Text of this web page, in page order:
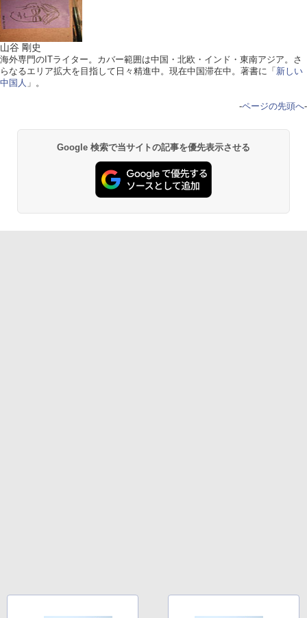
山谷 剛史
海外専門のITライター。カバー範囲は中国・北欧・インド・東南アジア。さ
らなるエリア拡大を目指して日々精進中。現在中国滞在中。著書に「 新しい
中国人 」。
-ページの先頭へ-
Google 検索で当サイトの記事を優先表示させる